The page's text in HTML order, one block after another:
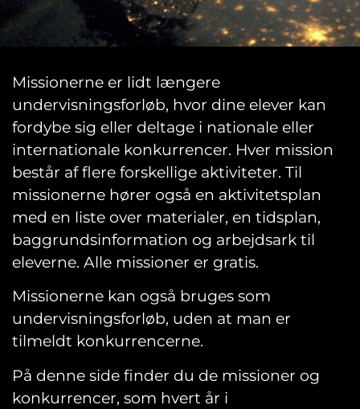
Missionerne er lidt længere
undervisningsforløb, hvor dine elever kan
fordybe sig eller deltage i nationale eller
internationale konkurrencer. Hver mission
består af flere forskellige aktiviteter. Til
missionerne hører også en aktivitetsplan
med en liste over materialer, en tidsplan,
baggrundsinformation og arbejdsark til
eleverne. Alle missioner er gratis.
Missionerne kan også bruges som
undervisningsforløb, uden at man er
tilmeldt konkurrencerne.
På denne side finder du de missioner og
konkurrencer, som hvert år i